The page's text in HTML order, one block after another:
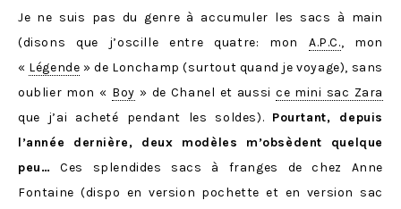
Je ne suis pas du genre à accumuler les sacs à main
(disons que j’oscille entre quatre: monA.P.C., mon
« Légende » de Lonchamp (surtout quand je voyage), sans
oublier mon « Boy » de Chanel et aussi ce mini sac Zara
que j’ai acheté pendant les soldes). Pourtant, depuis
l’année dernière, deux modèles m’obsèdent quelque
peu… Ces splendides sacs à franges de chez Anne
Fontaine (dispo en version pochette et en version sac